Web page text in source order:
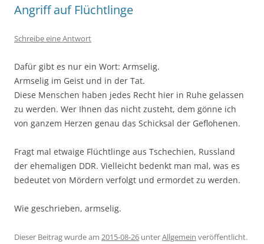
Angriff auf Flüchtlinge
Schreibe eine Antwort
Dafür gibt es nur ein Wort: Armselig.
Armselig im Geist und in der Tat.
Diese Menschen haben jedes Recht hier in Ruhe gelassen
zu werden. Wer Ihnen das nicht zusteht, dem gönne ich
von ganzem Herzen genau das Schicksal der Geflohenen.
Fragt mal etwaige Flüchtlinge aus Tschechien, Russland
der ehemaligen DDR. Vielleicht bedenkt man mal, was es
bedeutet von Mördern verfolgt und ermordet zu werden.
Wie geschrieben, armselig.
Dieser Beitrag wurde am 2015-08-26 unterAllgemein veröffentlicht.